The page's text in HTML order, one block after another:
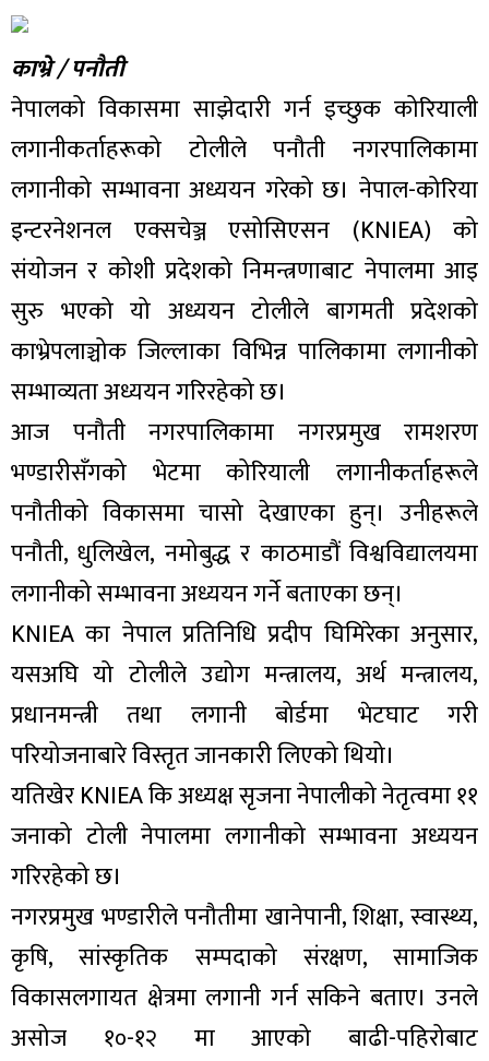
काभ्रे / पनौती
नेपालको विकासमा साझेदारी गर्न इच्छुक कोरियाली
लगानीकर्ताहरूको टोलीले पनौती नगरपालिकामा
लगानीको सम्भावना अध्ययन गरेको छ। नेपाल-कोरिया
इन्टरनेशनल एक्सचेञ्ज एसोसिएसन (KNIEA) को
संयोजन र कोशी प्रदेशको निमन्त्रणाबाट नेपालमा आइ
सुरु भएको यो अध्ययन टोलीले बागमती प्रदेशको
काभ्रेपलाञ्चोक जिल्लाका विभिन्न पालिकामा लगानीको
सम्भाव्यता अध्ययन गरिरहेको छ।
आज पनौती नगरपालिकामा नगरप्रमुख रामशरण
भण्डारीसँगको भेटमा कोरियाली लगानीकर्ताहरूले
पनौतीको विकासमा चासो देखाएका हुन्। उनीहरूले
पनौती, धुलिखेल, नमोबुद्ध र काठमाडौं विश्वविद्यालयमा
लगानीको सम्भावना अध्ययन गर्ने बताएका छन्।
KNIEA का नेपाल प्रतिनिधि प्रदीप घिमिरेका अनुसार,
यसअघि यो टोलीले उद्योग मन्त्रालय, अर्थ मन्त्रालय,
प्रधानमन्त्री तथा लगानी बोर्डमा भेटघाट गरी
परियोजनाबारे विस्तृत जानकारी लिएको थियो।
यतिखेर KNIEA कि अध्यक्ष सृजना नेपालीको नेतृत्वमा ११
जनाको टोली नेपालमा लगानीको सम्भावना अध्ययन
गरिरहेको छ।
नगरप्रमुख भण्डारीले पनौतीमा खानेपानी, शिक्षा, स्वास्थ्य,
कृषि, सांस्कृतिक सम्पदाको संरक्षण, सामाजिक
विकासलगायत क्षेत्रमा लगानी गर्न सकिने बताए। उनले
असोज १०-१२ मा आएको बाढी-पहिरोबाट